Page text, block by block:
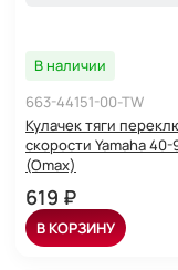
В наличии
663-44151-00-TW
Кулачек тяги
скорости Yamaha 40-
(Omax)
619 ₽
В КОРЗИНУ